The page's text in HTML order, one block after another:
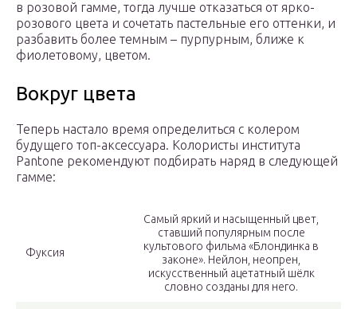
в розовой гамме, тогда лучше отказаться от ярко-
розового цвета и сочетать пастельные его оттенки, и
разбавить более темным – пурпурным, ближе к
фиолетовому, цветом.
Вокруг цвета
Теперь настало время определиться с колером
будущего топ-аксессуара. Колористы института
Pantone рекомендуют подбирать наряд в следующей
гамме:
Фуксия
Самый яркий и насыщенный цвет,
ставший популярным после
культового фильма «Блондинка в
законе». Нейлон, неопрен,
искусственный ацетатный шёлк
словно созданы для него.